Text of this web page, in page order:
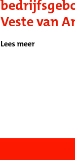
Veste van
Lees meer